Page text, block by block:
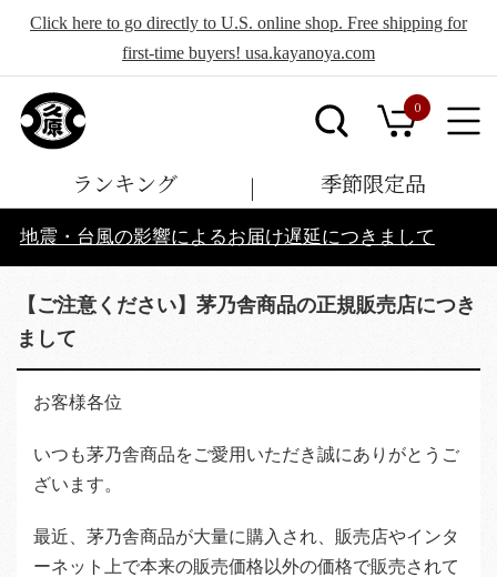
Click here to go directly to U.S. online shop. Free shipping for
first-time buyers! usa.kayanoya.com
0
ランキング 季節限定品
地震・台風の影響によるお届け遅延につきまして
【ご注意ください】茅乃舎商品の正規販売店につき
まして
お客様各位
いつも茅乃舎商品をご愛用いただき誠にありがとうご
ざいます。
最近、茅乃舎商品が大量に購入され、販売店やインタ
ーネット上で本来の販売価格以外の価格で販売されて